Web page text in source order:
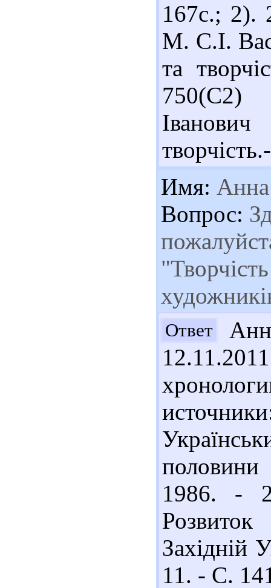
167с.; 2).
М. С.І.
та
750(С2)
Имя: Анна
Вопрос:
Ответ
1986. -
Західній
11. - С.